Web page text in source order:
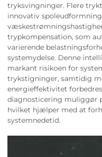
tryksvingninger. Flere
innovativ
trypkompensation, som
varierende
systemydelse. Denne
markant risikoen for
trykstigninger, samtidig
energieffektivitet
diagnosticering muliggør
hvilket hjælper med at
systemnedetid.